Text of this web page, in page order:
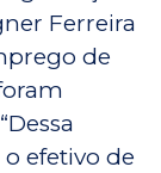
Ferreira
de
efetivo de